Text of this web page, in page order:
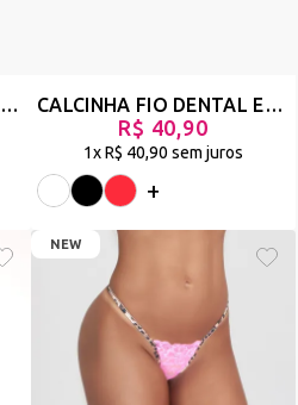
CALCINHA FIO DENTAL EM RENDA E TULE. SUPER CONFORTÁVEL E NÃO MARCA! - SUSPIRO CALCINHA FIO DENTAL EM RENDA E TULE ANIMAL PRINT COM PRESERVATIVO DE MORANGO - MÁSKARA
R$ 40,90
1xR$ 40,90 sem juros
+
NEW